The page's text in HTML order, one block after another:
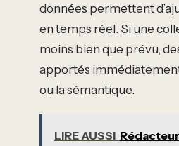
données permettent
en temps réel. Si une
moins bien que prévu,
apportés
ou la sémantique.
LIRE AUSSI